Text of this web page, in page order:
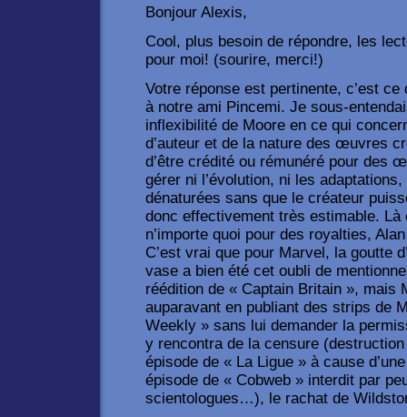
Bonjour Alexis,
Cool, plus besoin de répondre, les
pour moi! (sourire, merci!)
Votre réponse est pertinente, c’est
à notre ami Pincemi. Je sous-
inflexibilité de Moore en ce qui
d’auteur et de la nature des œuvres
d’être crédité ou rémunéré pour des
gérer ni l’évolution, ni les
dénaturées sans que le créateur
donc effectivement très estimable. Là
n’importe quoi pour des royalties,
C’est vrai que pour Marvel, la goutte
vase a bien été cet oubli de
réédition de « Captain Britain », mais
auparavant en publiant des strips de
Weekly » sans lui demander la
y rencontra de la censure (destruction
épisode de « La Ligue » à cause
épisode de « Cobweb » interdit par
scientologues…), le rachat de